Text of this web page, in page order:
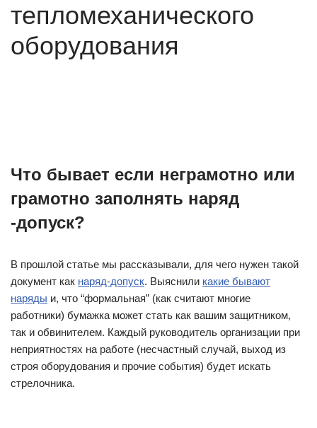
тепломеханического
оборудования
Что бывает если неграмотно или
грамотно заполнять наряд
-допуск?
В прошлой статье мы рассказывали, для чего нужен такой
документ как наряд-допуск. Выяснили какие бывают
наряды и, что “формальная” (как считают многие
работники) бумажка может стать как вашим защитником,
так и обвинителем. Каждый руководитель организации при
неприятностях на работе (несчастный случай, выход из
строя оборудования и прочие события) будет искать
стрелочника.